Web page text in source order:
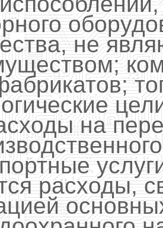
не
на
расходы,